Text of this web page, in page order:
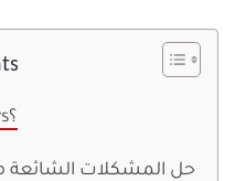
ما هو Wintoys؟
حل المشكلات الشائعة